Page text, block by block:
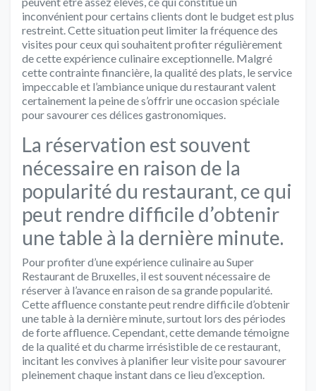
inconvénient pour certains clients dont le budget est plus
restreint. Cette situation peut limiter la fréquence des
visites pour ceux qui souhaitent profiter régulièrement
de cette expérience culinaire exceptionnelle. Malgré
cette contrainte financière, la qualité des plats, le service
impeccable et l’ambiance unique du restaurant valent
certainement la peine de s’offrir une occasion spéciale
pour savourer ces délices gastronomiques.
La réservation est souvent
nécessaire en raison de la
popularité du restaurant, ce qui
peut rendre difficile d’obtenir
une table à la dernière minute.
Pour profiter d’une expérience culinaire au Super
Restaurant de Bruxelles, il est souvent nécessaire de
réserver à l’avance en raison de sa grande popularité.
Cette affluence constante peut rendre difficile d’obtenir
une table à la dernière minute, surtout lors des périodes
de forte affluence. Cependant, cette demande témoigne
de la qualité et du charme irrésistible de ce restaurant,
incitant les convives à planifier leur visite pour savourer
pleinement chaque instant dans ce lieu d’exception.